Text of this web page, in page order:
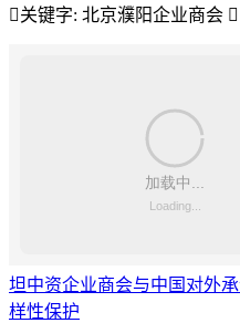
关键字: 北京濮阳企业商会 
坦中资企业商会与中国对外
样性保护